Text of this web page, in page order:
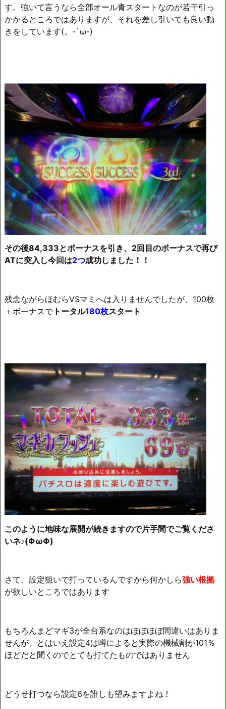
す。強いて言うなら全部オール青スタートなのが若干引っ
かかるところではありますが、それを差し引いても良い動
きをしています(。-`ω-)
その後84,333とボーナスを引き、2回目のボーナスで再び
ATに突入し今回は2つ成功しました！！
残念ながらほむらVSマミへは入りませんでしたが、100枚
＋ボーナスでトータル180枚スタート
このように地味な展開が続きますので片手間でご覧くださ
いネ♪(ΦωΦ)
さて、設定狙いで打っているんですから何かしら強い根拠
が欲しいところではあります
もちろんまどマギ3が全台系なのはほぼほぼ間違いはありま
せんが、とはいえ設定4は噂によると実際の機械割が101％
ほどだと聞くのでとても打てたものではありません
どうせ打つなら設定6を誰しも望みますよね！